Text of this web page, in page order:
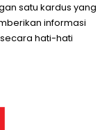
satu kardus yang
informasi
hati-hati